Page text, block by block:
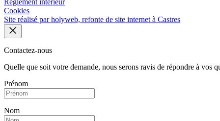
Règlement intérieur
Cookies
Site réalisé par holyweb, refonte de site internet à Castres
Contactez-nous
Quelle que soit votre demande, nous serons ravis de répondre à vos
Prénom
Nom